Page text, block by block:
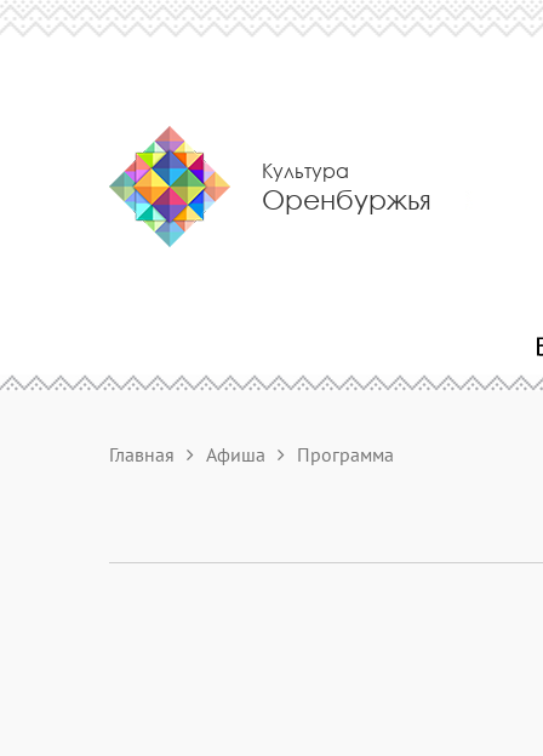
Культура
Оренбуржья
Главная Афиша Программа